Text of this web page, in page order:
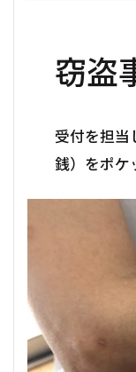
窃盗
受付を担当
銭）をポケ